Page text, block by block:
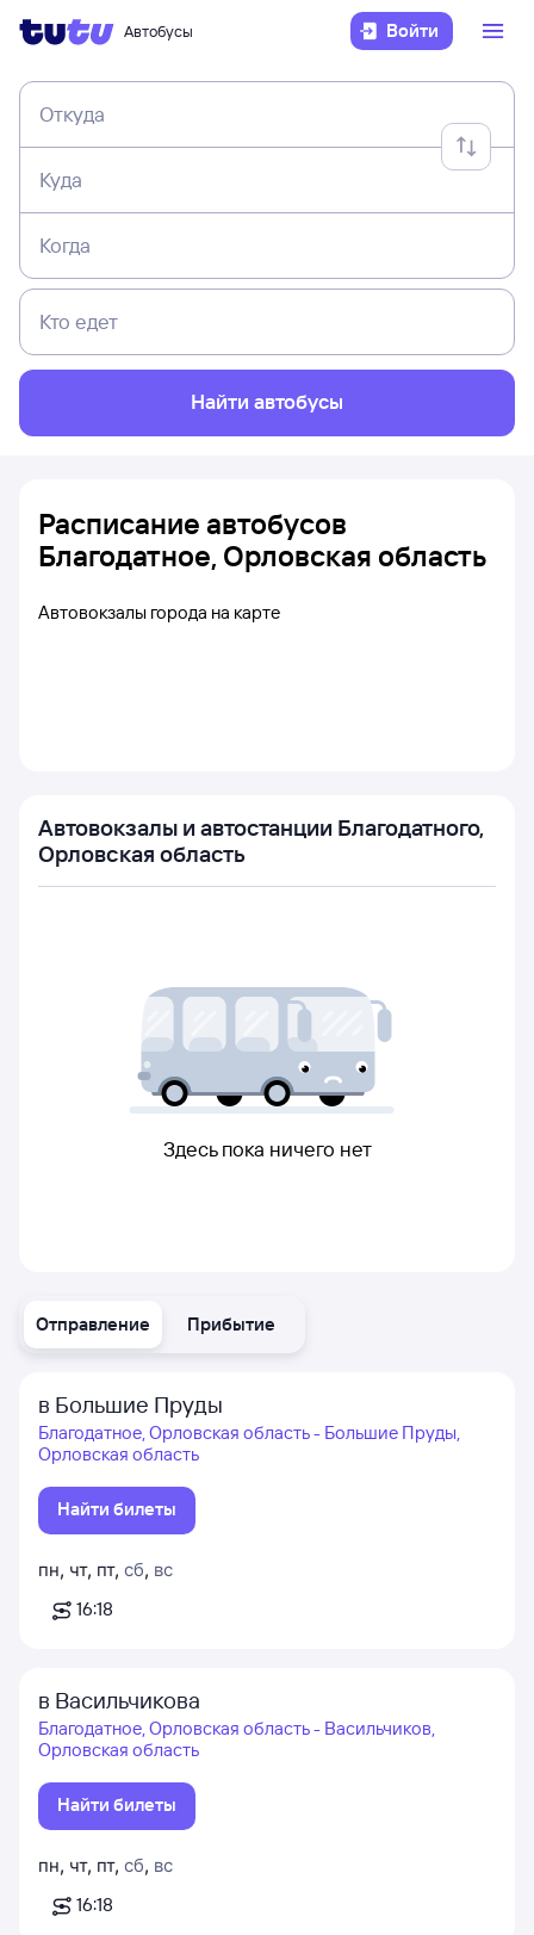
Автобусы Войти
Откуда
Куда
Когда
Кто едет
Найти автобусы
Отправление Прибытие
в Большие Пруды
Благодатное, Орловская область - Большие Пруды,
Орловская область
Найти билеты
пн, чт, пт, сб, вс
16:18
в Васильчикова
Благодатное, Орловская область - Васильчиков,
Орловская область
Найти билеты
пн, чт, пт, сб, вс
16:18
Расписание автобусов
Благодатное, Орловская область
Автовокзалы города на карте
Автовокзалы и автостанции Благодатного,
Орловская область
Здесь пока ничего нет